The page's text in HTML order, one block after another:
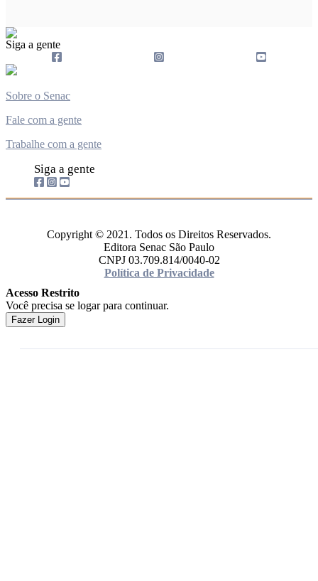
Siga a gente
Sobre o Senac
Fale com a gente
Trabalhe com a gente
Siga a gente
Copyright © 2021. Todos os Direitos Reservados.
Editora Senac São Paulo
CNPJ 03.709.814/0040-02
Política de Privacidade
Acesso Restrito
Você precisa se logar para continuar.
Fazer Login